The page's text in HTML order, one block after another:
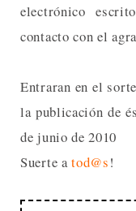
electrónico
contacto con el
Entraran en el
la publicación de
de junio de 2010
Suerte atod@s!